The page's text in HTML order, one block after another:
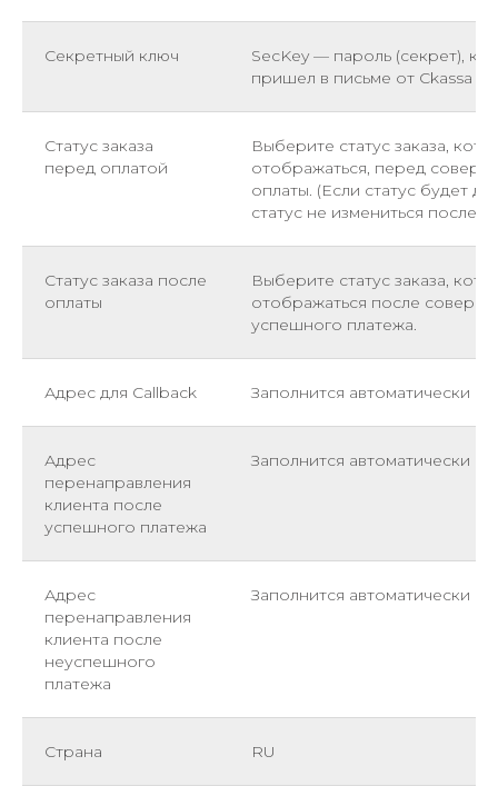
Секретный ключ
SecKey — пароль (секрет),
пришел в письме от Ckassa
Статус заказа
перед оплатой
Выберите статус заказа,
отображаться, перед
оплаты. (Если статус будет
статус не измениться после
Статус заказа после
оплаты
Выберите статус заказа,
отображаться после
успешного платежа.
Адрес для Callback Заполнится автоматически
Адрес
перенаправления
клиента после
успешного платежа
Заполнится автоматически
Адрес
перенаправления
клиента после
неуспешного
платежа
Заполнится автоматически
Страна RU